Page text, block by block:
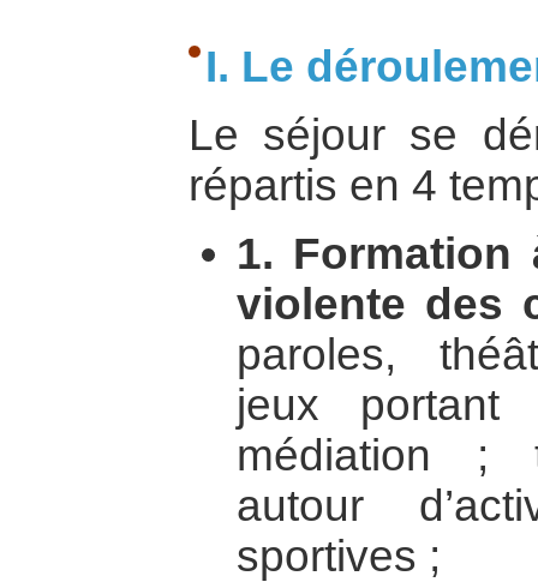
I. Le
Le séjour se
répartis en 4
1.
violente des
paroles,
jeux portant
médiation ;
autour
sportives ;